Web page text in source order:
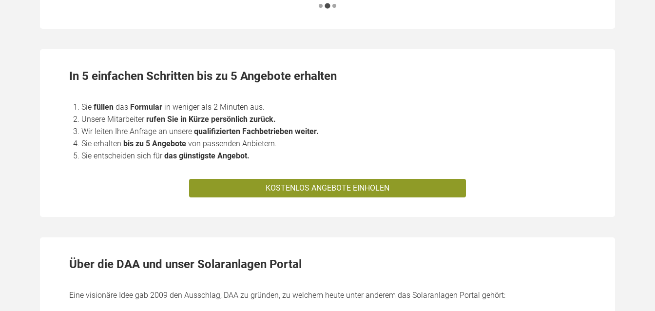
In 5 einfachen Schritten bis zu 5 Angebote erhalten
Sie füllen das Formular in weniger als 2 Minuten aus.
Unsere Mitarbeiterrufen Sie in Kürze persönlich zurück.
Wir leiten Ihre Anfrage an unsere qualifizierten Fachbetrieben weiter.
Sie erhalten bis zu 5 Angebote von passenden Anbietern.
Sie entscheiden sich fürdas günstigste Angebot.
KOSTENLOS ANGEBOTE EINHOLEN
Über die DAA und unser Solaranlagen Portal
Eine visionäre Idee gab 2009 den Ausschlag, DAA zu gründen, zu welchem heute unter anderem das Solaranlagen Portal gehört: